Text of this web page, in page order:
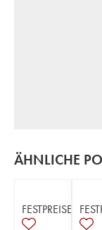
ÄHNLICHE
FESTPREISE